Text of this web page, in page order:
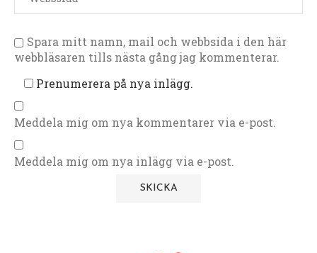
Spara mitt namn, mail och webbsida i den här
webbläsaren tills nästa gång jag kommenterar.
Prenumerera på nya inlägg.
Meddela mig om nya kommentarer via e-post.
Meddela mig om nya inlägg via e-post.